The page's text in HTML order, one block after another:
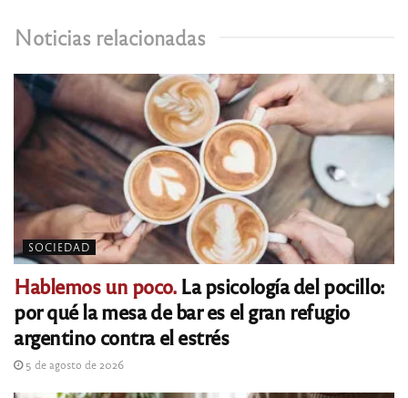
Noticias relacionadas
SOCIEDAD
Hablemos un poco.La psicología del pocillo:
por qué la mesa de bar es el gran refugio
argentino contra el estrés
5 de agosto de 2026